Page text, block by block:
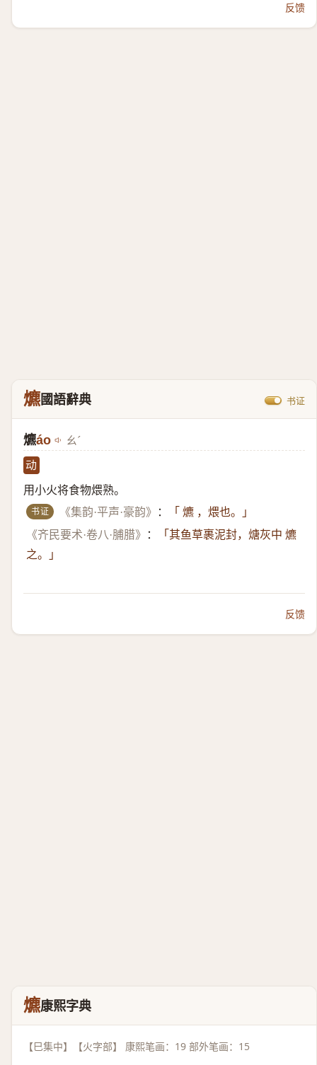
反馈
爊國語辭典 书证
爊áo ㄠˊ
动
用小火将食物煨熟。
书证 《集韵·平声·豪韵》 ：
「 爊 ，煨也。」
《齐民要术·卷八·脯腊》
：
「其鱼草裹泥封，煻灰中 爊
之。」
反馈
爊康熙字典
【巳集中】【火字部】 康熙笔画：19 部外笔画：15